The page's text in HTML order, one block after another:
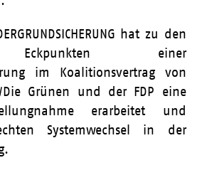
hat zu den
Eckpunkten einer
im Koalitionsvertrag von
Die Grünen und der FDP eine
erarbeitet und
Systemwechsel in der